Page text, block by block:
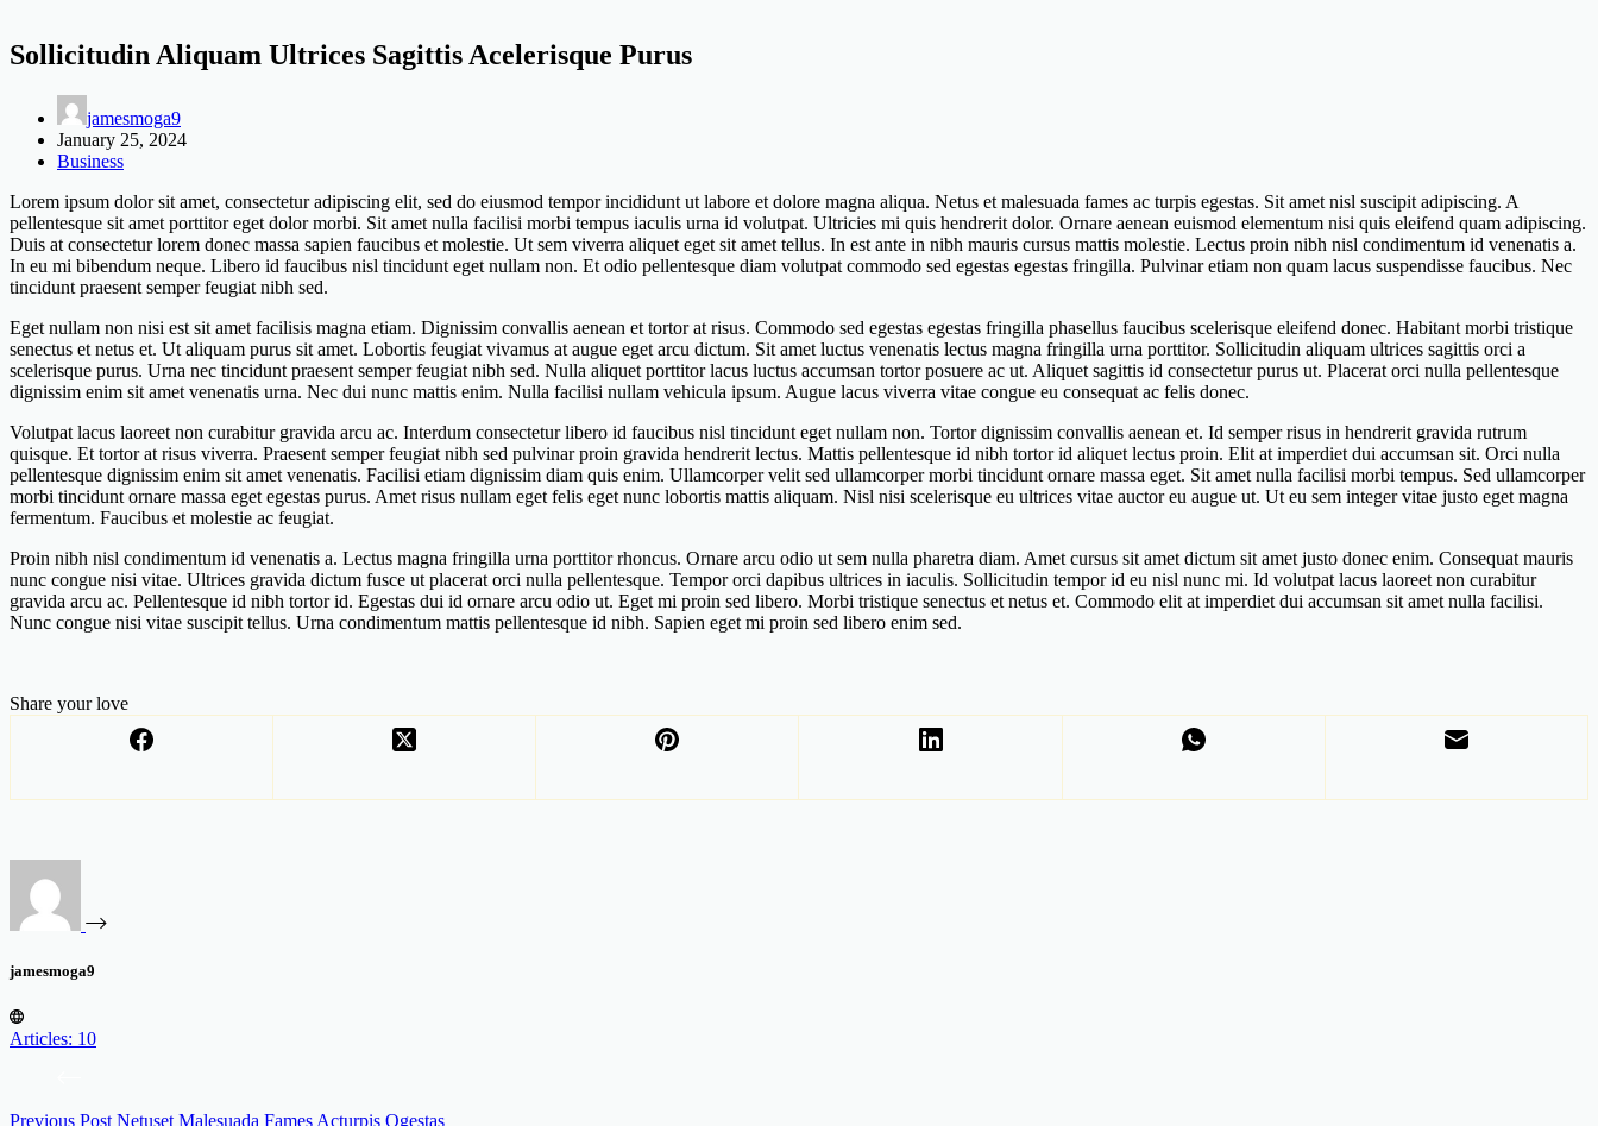
Sollicitudin Aliquam Ultrices Sagittis Acelerisque Purus
jamesmoga9
January 25, 2024
Business
Lorem ipsum dolor sit amet, consectetur adipiscing elit, sed do eiusmod tempor incididunt ut labore et dolore magna aliqua. Netus et malesuada fames ac turpis egestas. Sit amet nisl suscipit adipiscing. A
pellentesque sit amet porttitor eget dolor morbi. Sit amet nulla facilisi morbi tempus iaculis urna id volutpat. Ultricies mi quis hendrerit dolor. Ornare aenean euismod elementum nisi quis eleifend quam adipiscing.
Duis at consectetur lorem donec massa sapien faucibus et molestie. Ut sem viverra aliquet eget sit amet tellus. In est ante in nibh mauris cursus mattis molestie. Lectus proin nibh nisl condimentum id venenatis a.
In eu mi bibendum neque. Libero id faucibus nisl tincidunt eget nullam non. Et odio pellentesque diam volutpat commodo sed egestas egestas fringilla. Pulvinar etiam non quam lacus suspendisse faucibus. Nec
tincidunt praesent semper feugiat nibh sed.
Eget nullam non nisi est sit amet facilisis magna etiam. Dignissim convallis aenean et tortor at risus. Commodo sed egestas egestas fringilla phasellus faucibus scelerisque eleifend donec. Habitant morbi tristique
senectus et netus et. Ut aliquam purus sit amet. Lobortis feugiat vivamus at augue eget arcu dictum. Sit amet luctus venenatis lectus magna fringilla urna porttitor. Sollicitudin aliquam ultrices sagittis orci a
scelerisque purus. Urna nec tincidunt praesent semper feugiat nibh sed. Nulla aliquet porttitor lacus luctus accumsan tortor posuere ac ut. Aliquet sagittis id consectetur purus ut. Placerat orci nulla pellentesque
dignissim enim sit amet venenatis urna. Nec dui nunc mattis enim. Nulla facilisi nullam vehicula ipsum. Augue lacus viverra vitae congue eu consequat ac felis donec.
Volutpat lacus laoreet non curabitur gravida arcu ac. Interdum consectetur libero id faucibus nisl tincidunt eget nullam non. Tortor dignissim convallis aenean et. Id semper risus in hendrerit gravida rutrum
quisque. Et tortor at risus viverra. Praesent semper feugiat nibh sed pulvinar proin gravida hendrerit lectus. Mattis pellentesque id nibh tortor id aliquet lectus proin. Elit at imperdiet dui accumsan sit. Orci nulla
pellentesque dignissim enim sit amet venenatis. Facilisi etiam dignissim diam quis enim. Ullamcorper velit sed ullamcorper morbi tincidunt ornare massa eget. Sit amet nulla facilisi morbi tempus. Sed ullamcorper
morbi tincidunt ornare massa eget egestas purus. Amet risus nullam eget felis eget nunc lobortis mattis aliquam. Nisl nisi scelerisque eu ultrices vitae auctor eu augue ut. Ut eu sem integer vitae justo eget magna
fermentum. Faucibus et molestie ac feugiat.
Proin nibh nisl condimentum id venenatis a. Lectus magna fringilla urna porttitor rhoncus. Ornare arcu odio ut sem nulla pharetra diam. Amet cursus sit amet dictum sit amet justo donec enim. Consequat mauris
nunc congue nisi vitae. Ultrices gravida dictum fusce ut placerat orci nulla pellentesque. Tempor orci dapibus ultrices in iaculis. Sollicitudin tempor id eu nisl nunc mi. Id volutpat lacus laoreet non curabitur
gravida arcu ac. Pellentesque id nibh tortor id. Egestas dui id ornare arcu odio ut. Eget mi proin sed libero. Morbi tristique senectus et netus et. Commodo elit at imperdiet dui accumsan sit amet nulla facilisi.
Nunc congue nisi vitae suscipit tellus. Urna condimentum mattis pellentesque id nibh. Sapien eget mi proin sed libero enim sed.
Share your love
jamesmoga9
Articles: 10
Previous Post Netuset Malesuada Fames Acturpis Ogestas